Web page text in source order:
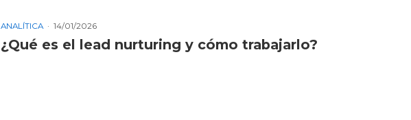
ANALÍTICA 14/01/2026
¿Qué es el lead nurturing y cómo trabajarlo?